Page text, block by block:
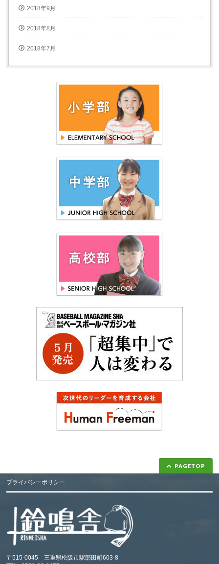
2018年9月
2018年8月
2018年7月
PAGETOP
プライバシーポリシー
〒515-0045 三重県松阪市駅部田町603-8